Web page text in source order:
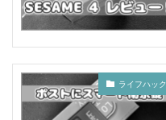
ライフハック